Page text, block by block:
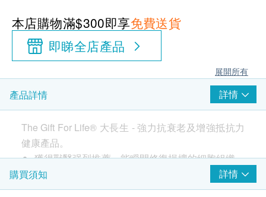
本店購物滿$300即享免費送貨
即睇全店產品
展開所有
產品詳情 詳情
The Gift For Life® 大長生 - 強力抗衰老及增強抵抗力
健康產品。
獲得獸醫强烈推薦，能瞬間修復損壞的細胞組織、
肌肉組織及體內器官，有效紓緩關節痛，增強疾病
的防禦及康復能力；促進體內生長因子生長，維持
購買須知 詳情